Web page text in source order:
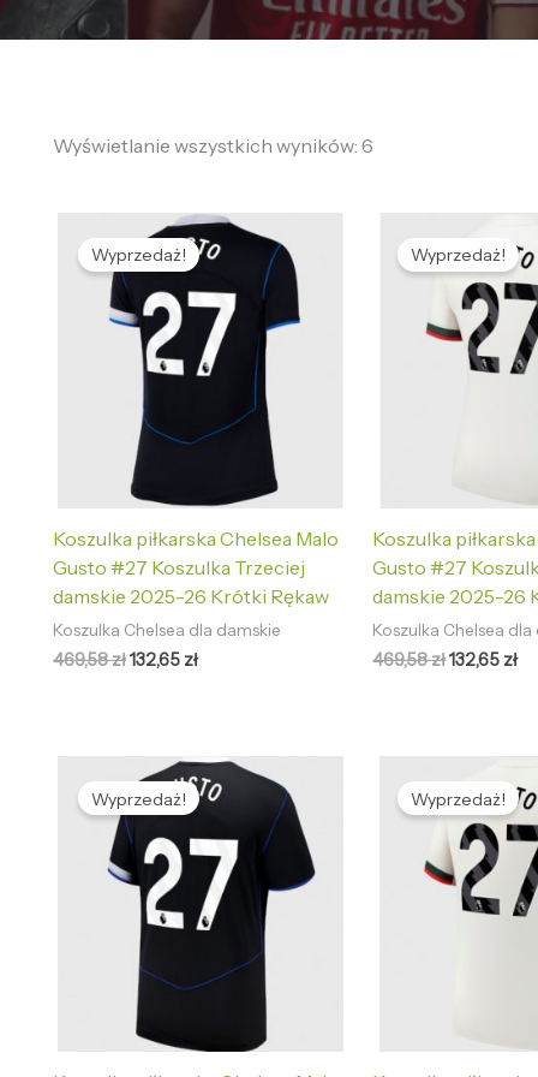
Wyświetlanie wszystkich wyników: 6
Wyprzedaż!
Koszulka piłkarska Chelsea Malo
Gusto #27 Koszulka Trzeciej
damskie 2025-26 Krótki Rękaw
Koszulka Chelsea dla damskie
469,58zł
Pierwotna
cena
wynosiła:
469,58 zł.
132,65 zł
Aktualna
cena
wynosi:
132,65 zł.
Wyprzedaż!
Koszulka
Gusto #27
damskie 2025-26
Koszulka Chelsea
469,58zł
cena
wynosiła:
469,58 zł.
132,65 zł
Wyprzedaż!
Pierwotna
cena
wynosiła:
478,69 zł.
Aktualna
cena
wynosi:
Wyprzedaż!
cena
wynosiła:
478,69 zł.